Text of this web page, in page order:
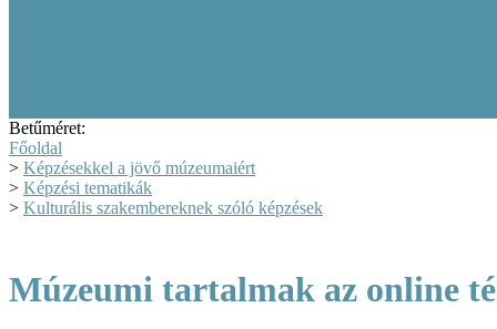
Betűméret:
Főoldal
> Képzésekkel a jövő múzeumaiért
> Képzési tematikák
> Kulturális szakembereknek szóló képzések
Múzeumi tartalmak az online